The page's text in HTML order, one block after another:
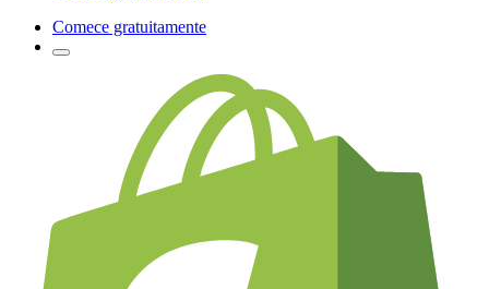
Comece gratuitamente